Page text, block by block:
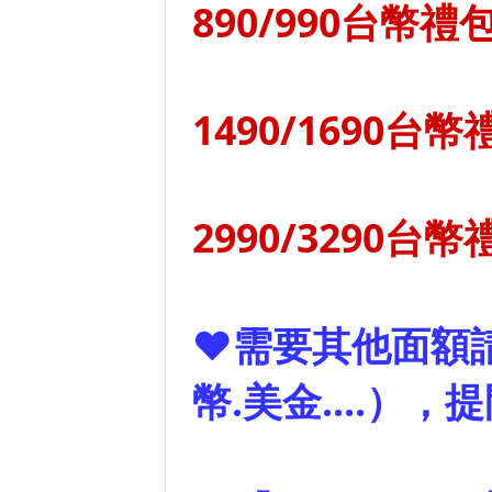
890/990台幣禮
1490/1690台幣
2990/3290台幣
❤需要其他面額
幣.美金....），